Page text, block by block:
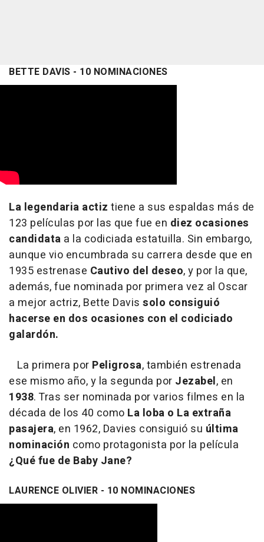
BETTE DAVIS - 10 NOMINACIONES
La legendaria actiz tiene a sus espaldas más de
123 películas por las que fue en diez ocasiones
candidata a la codiciada estatuilla. Sin embargo,
aunque vio encumbrada su carrera desde que en
1935 estrenase Cautivo del deseo, y por la que,
además, fue nominada por primera vez al Oscar
a mejor actriz, Bette Davis solo consiguió
hacerse en dos ocasiones con el codiciado
galardón.
La primera por Peligrosa, también estrenada
ese mismo año, y la segunda por Jezabel, en
1938. Tras ser nominada por varios filmes en la
década de los 40 como La loba o La extraña
pasajera, en 1962, Davies consiguió su última
nominación como protagonista por la película
¿Qué fue de Baby Jane?
LAURENCE OLIVIER - 10 NOMINACIONES